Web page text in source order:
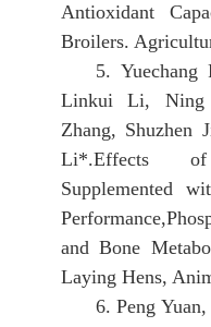
Antioxidant
Broilers.
5.
Linkui Li, Ning
Zhang, Shuzhen
Li*.Effects of
Supplemented
and Bone
Laying Hens,
6.Peng